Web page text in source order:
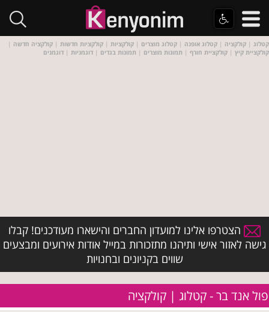
קטלוג | קולקציה | קטלוג אופנה | קטלוג מוצרים | קולקציות | קולקציות חדשות | קולקציה חדשה |
קולקציית קיץ | קולקציית חורף | תמונות מוצרים | תמונות בגדים | דוגמניות | דוגמנים
הצטרפו אלינו למועדון החברים והישארו מעודכנים! קבלו
גישה לאזור אישי ותיהנו מתזכורות במייל אודות אירועים ומבצעים
שווים בקניונים ובחנויות
פול אנד בר - קטלוג | קולקציה